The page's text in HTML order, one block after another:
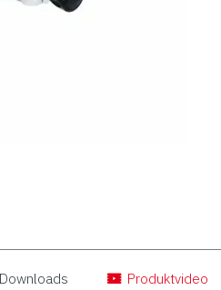
Downloads Produktvideo